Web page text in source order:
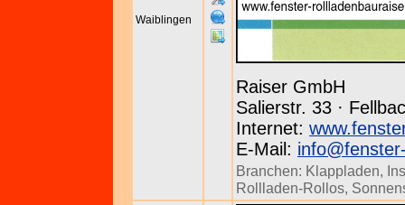
Waiblingen
Raiser GmbH
Salierstr. 33 ·
Internet:
E-Mail:
Branchen: Klappladen,
Rollladen-Rollos,